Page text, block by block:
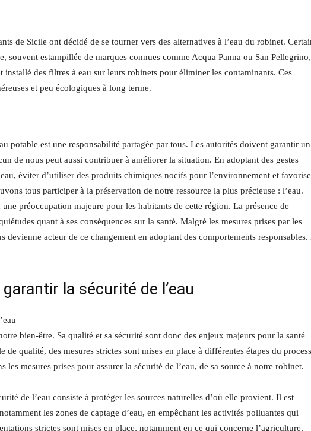
de Sicile ont décidé de se tourner vers des alternatives à l’eau du robinet.
souvent estampillée de marques connues comme Acqua Panna ou San Pellegrino,
des filtres à eau sur leurs robinets pour éliminer les contaminants. Ces
et peu écologiques à long terme.
potable est une responsabilité partagée par tous. Les autorités doivent garantir un
de nous peut aussi contribuer à améliorer la situation. En adoptant des gestes
éviter d’utiliser des produits chimiques nocifs pour l’environnement et
tous participer à la préservation de notre ressource la plus précieuse : l’eau.
préoccupation majeure pour les habitants de cette région. La présence de
quant à ses conséquences sur la santé. Malgré les mesures prises par les
devienne acteur de ce changement en adoptant des comportements responsables.
la sécurité de l’eau
bien-être. Sa qualité et sa sécurité sont donc des enjeux majeurs pour la santé
de qualité, des mesures strictes sont mises en place à différentes étapes du
mesures prises pour assurer la sécurité de l’eau, de sa source à notre robinet.
de l’eau consiste à protéger les sources naturelles d’où elle provient. Il est
les zones de captage d’eau, en empêchant les activités polluantes qui
strictes sont mises en place, notamment en ce qui concerne l’agriculture,